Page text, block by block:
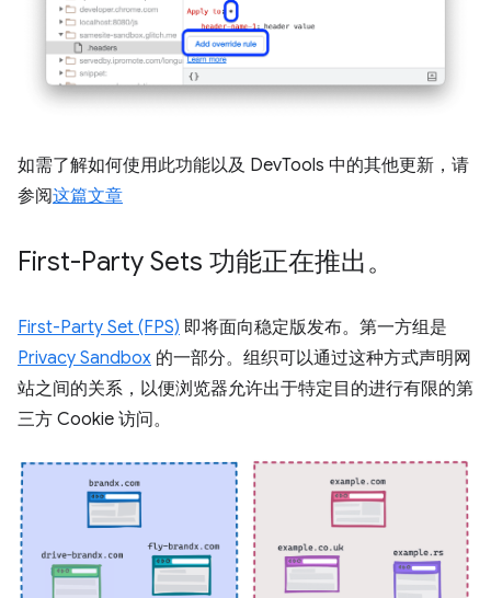
如需了解如何使用此功能以及 DevTools 中的其他更新，请
参阅这篇文章
First-Party Sets 功能正在推出。
First-Party Set (FPS) 即将面向稳定版发布。第一方组是
Privacy Sandbox 的一部分。组织可以通过这种方式声明网
站之间的关系，以便浏览器允许出于特定目的进行有限的第
三方 Cookie 访问。